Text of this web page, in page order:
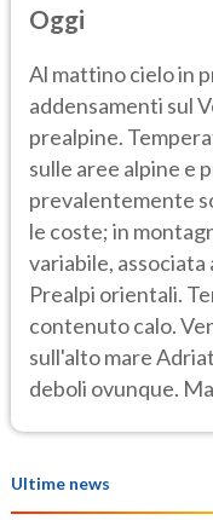
Oggi
Al mattino cielo in
addensamenti sul
prealpine.
sulle aree alpine e
prevalentemente
le coste; in
variabile,
Prealpi orientali.
contenuto calo.
sull'alto mare
deboli ovunque.
Ultime news